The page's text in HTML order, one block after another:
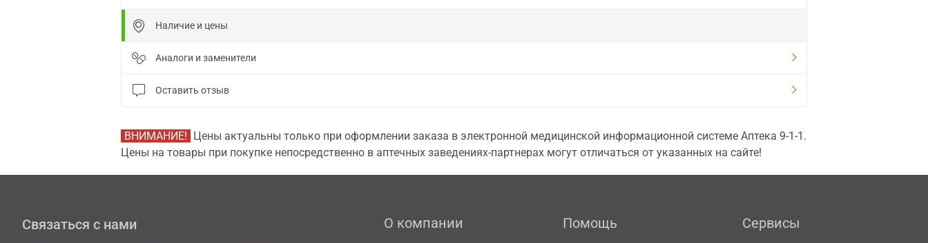
Наличие и цены
Аналоги и заменители
Оставить отзыв
ВНИМАНИЕ! Цены актуальны только при оформлении заказа в электронной медицинской информационной системе Аптека 9-1-1.
Цены на товары при покупке непосредственно в аптечных заведениях-партнерах могут отличаться от указанных на сайте!
Связаться с нами О компании Помощь Сервисы